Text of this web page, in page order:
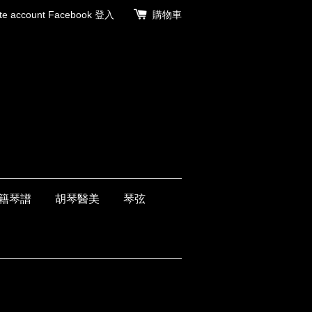
account Facebook 登入 購物車
琴譜 胡琴醫美 琴弦